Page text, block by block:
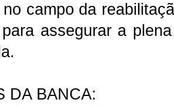
campo da
assegurar a
DA BANCA: